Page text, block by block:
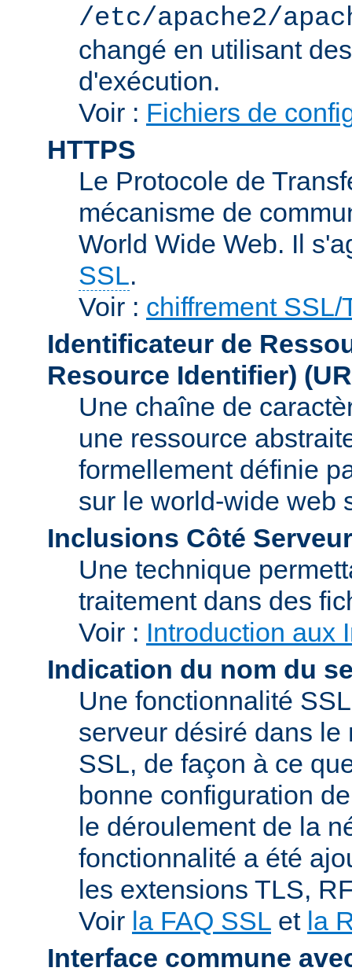
/etc/apache2/
changé en utilisant
d'exécution.
Voir : Fichiers de
HTTPS
Le Protocole de
mécanisme de
World Wide Web. Il
SSL.
Voir : chiffrement SSL/
Identificateur de
Resource Identifier)
Une chaîne de
une ressource
formellement définie
sur le world-wide web
Inclusions Côté
Une technique
traitement dans des
Voir : Introduction aux
Indication du nom du
Une fonctionnalité
serveur désiré dans
SSL, de façon à ce
bonne configuration
le déroulement de la
fonctionnalité a été
les extensions TLS,
Voir la FAQ SSL et la
Interface commune